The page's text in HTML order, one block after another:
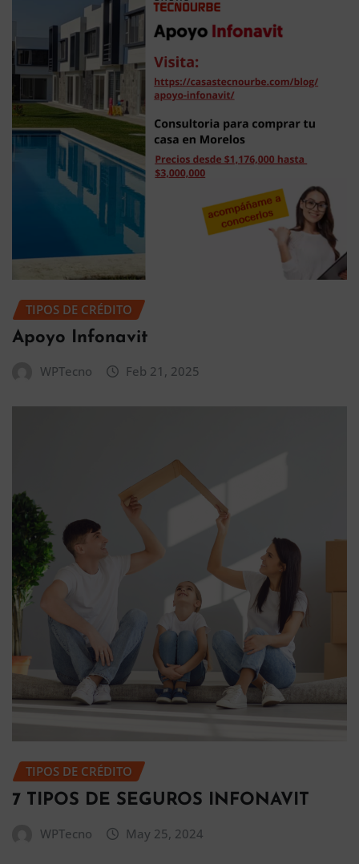
TIPOS DE CRÉDITO
Apoyo Infonavit
WPTecno Feb 21, 2025
TIPOS DE CRÉDITO
7 TIPOS DE SEGUROS INFONAVIT
WPTecno May 25, 2024